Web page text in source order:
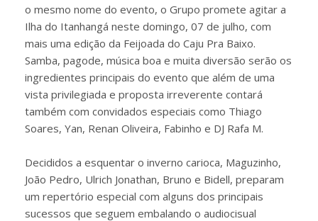
o mesmo nome do evento, o Grupo promete agitar a
Ilha do Itanhangá neste domingo, 07 de julho, com
mais uma edição da Feijoada do Caju Pra Baixo.
Samba, pagode, música boa e muita diversão serão os
ingredientes principais do evento que além de uma
vista privilegiada e proposta irreverente contará
também com convidados especiais como Thiago
Soares, Yan, Renan Oliveira, Fabinho e DJ Rafa M.
Decididos a esquentar o inverno carioca, Maguzinho,
João Pedro, Ulrich Jonathan, Bruno e Bidell, preparam
um repertório especial com alguns dos principais
sucessos que seguem embalando o audiocisual